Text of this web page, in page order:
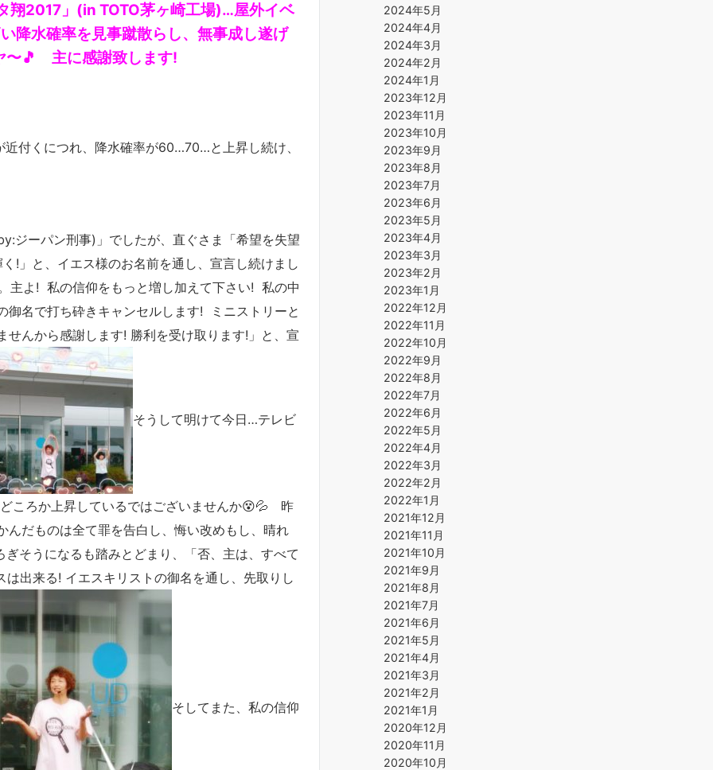
翔2017」(in TOTO茅ヶ崎工場)…屋外イベ
降水確率を見事蹴散らし、無事成し遂げ
〜🎵 主に感謝致します!
近付くにつれ、降水確率が60…70…と上昇し続け、
ジーパン刑事)」でしたが、直ぐさま「希望を失望
!」と、イエス様のお名前を通し、宣言し続けまし
主よ! 私の信仰をもっと増し加えて下さい! 私の中
御名で打ち砕きキャンセルします! ミニストリーと
んから感謝します! 勝利を受け取ります!」と、宣
そうして明けて今日…テレビ
ころか上昇しているではございませんか😵💦 昨
だものは全て罪を告白し、悔い改めもし、晴れ
そうになるも踏みとどまり、「否、主は、すべて
出来る! イエスキリストの御名を通し、先取りし
そしてまた、私の信仰
2024年5月
2024年4月
2024年3月
2024年2月
2024年1月
2023年12月
2023年11月
2023年10月
2023年9月
2023年8月
2023年7月
2023年6月
2023年5月
2023年4月
2023年3月
2023年2月
2023年1月
2022年12月
2022年11月
2022年10月
2022年9月
2022年8月
2022年7月
2022年6月
2022年5月
2022年4月
2022年3月
2022年2月
2022年1月
2021年12月
2021年11月
2021年10月
2021年9月
2021年8月
2021年7月
2021年6月
2021年5月
2021年4月
2021年3月
2021年2月
2021年1月
2020年12月
2020年11月
2020年10月